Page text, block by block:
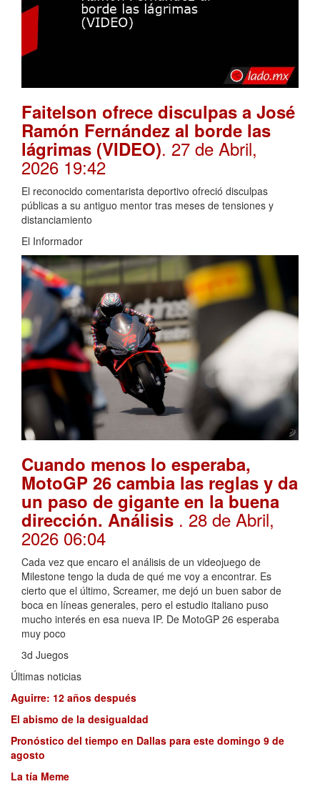
Faitelson ofrece disculpas a José
Ramón Fernández al borde las
lágrimas (VIDEO). 27 de Abril,
2026 19:42
El reconocido comentarista deportivo ofreció disculpas
públicas a su antiguo mentor tras meses de tensiones y
distanciamiento
El Informador
Cuando menos lo esperaba,
MotoGP 26 cambia las reglas y da
un paso de gigante en la buena
dirección. Análisis . 28 de Abril,
2026 06:04
Cada vez que encaro el análisis de un videojuego de
Milestone tengo la duda de qué me voy a encontrar. Es
cierto que el último, Screamer, me dejó un buen sabor de
boca en líneas generales, pero el estudio italiano puso
mucho interés en esa nueva IP. De MotoGP 26 esperaba
muy poco
3d Juegos
Últimas noticias
Aguirre: 12 años después
El abismo de la desigualdad
Pronóstico del tiempo en Dallas para este domingo 9 de
agosto
La tía Meme